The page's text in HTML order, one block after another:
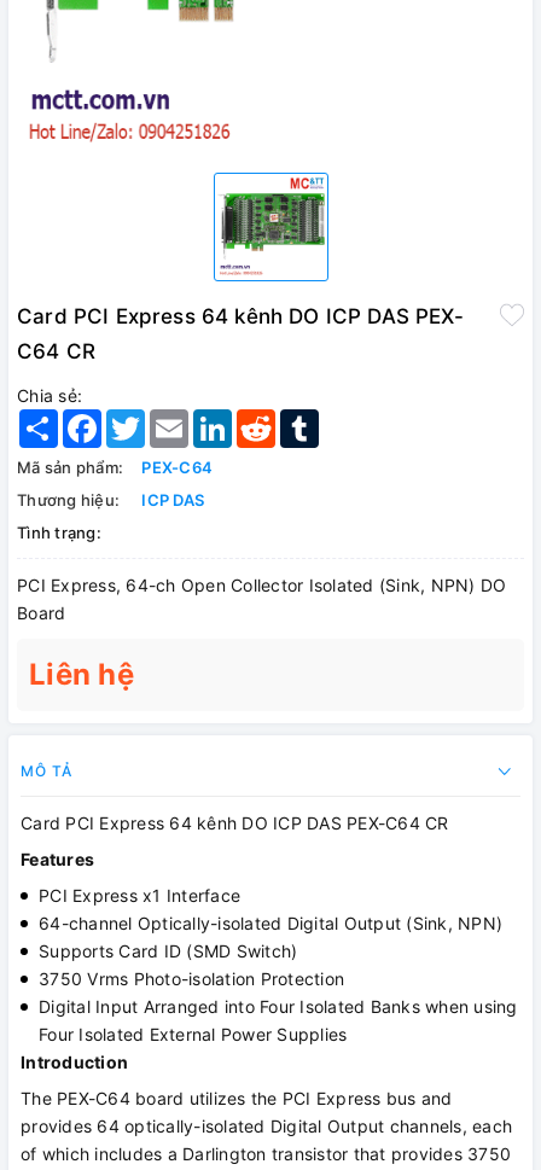
Card PCI Express 64 kênh DO ICP DAS PEX-
C64 CR
Chia sẻ:
Share Facebook
TwitterEmail LinkedInReddit
Mã sản phẩm:
PEX-C64
Thương hiệu:
ICP DAS
Tình trạng:
PCI Express, 64-ch Open Collector Isolated (Sink, NPN) DO
Board
Liên hệ
MÔ TẢ
Card PCI Express 64 kênh DO ICP DAS PEX-C64 CR
Features
PCI Express x1 Interface
64-channel Optically-isolated Digital Output (Sink, NPN)
Supports Card ID (SMD Switch)
3750 Vrms Photo-isolation Protection
Digital Input Arranged into Four Isolated Banks when using
Four Isolated External Power Supplies
Introduction
The PEX-C64 board utilizes the PCI Express bus and
provides 64 optically-isolated Digital Output channels, each
of which includes a Darlington transistor that provides 3750